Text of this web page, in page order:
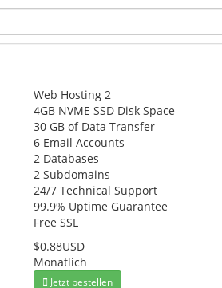
Web Hosting 2
4GB NVME SSD Disk Space
30 GB of Data Transfer
6 Email Accounts
2 Databases
2 Subdomains
24/7 Technical Support
99.9% Uptime Guarantee
Free SSL
$0.88USD
Monatlich
Jetzt bestellen